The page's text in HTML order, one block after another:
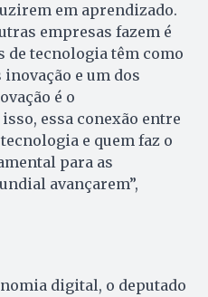
em aprendizado.
empresas fazem é
de tecnologia têm como
inovação e um dos
é o
essa conexão entre
e quem faz o
para as
avançarem”,
digital, o deputado